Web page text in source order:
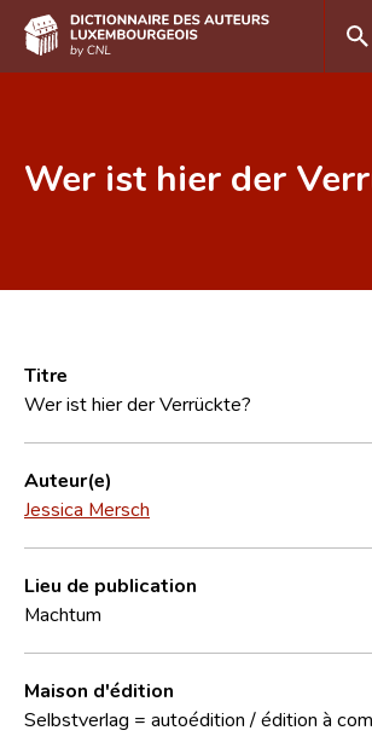
Foire aux questions
CNL
Équipe scientifique
Contact
Wer ist hier der
Titre
Wer ist hier der Verrückte?
Auteur(e)
Jessica Mersch
Lieu de publication
Machtum
Maison d'édition
Selbstverlag = autoédition / édition à